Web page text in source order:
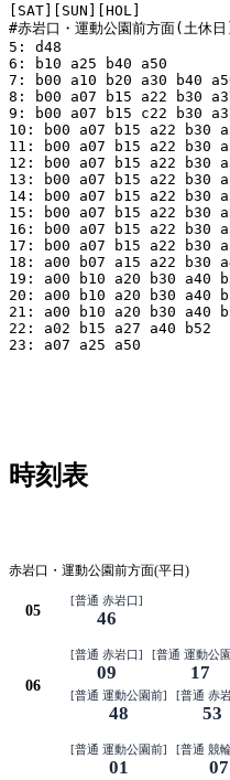
[SAT][SUN][HOL]
#赤岩口・運動公園前方面(土休日
5: d48
6: b10 a25 b40 a50
7: b00 a10 b20 a30 b40
8: b00 a07 b15 a22 b30
9: b00 a07 b15 c22 b30
10: b00 a07 b15 a22 b30
11: b00 a07 b15 a22 b30
12: b00 a07 b15 a22 b30
13: b00 a07 b15 a22 b30
14: b00 a07 b15 a22 b30
15: b00 a07 b15 a22 b30
16: b00 a07 b15 a22 b30
17: b00 a07 b15 a22 b30
18: a00 b07 a15 a22 b30
19: a00 b10 a20 b30 a40
20: a00 b10 a20 b30 a40
21: a00 b10 a20 b30 a40
22: a02 b15 a27 a40 b52
23: a07 a25 a50
時刻表
赤岩口・運動公園前方面(平日)
05
[普通 赤岩口]
46
06
[普通 赤岩口]
09
[普通 運動公
17
[普通 運動公園前]
48
[普通 赤
53
[普通 運動公園前]
01
[普通 競
07